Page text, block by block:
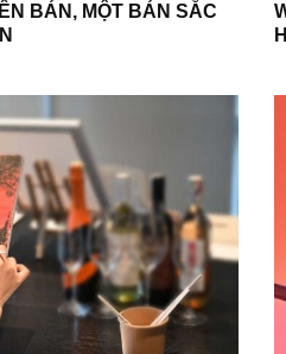
BẢN, MỘT BẢN SẮC